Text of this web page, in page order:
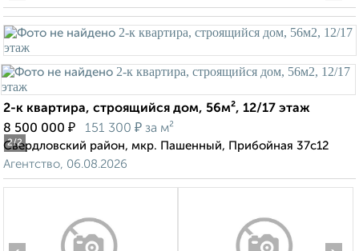
2/2
2-к квартира, строящийся дом, 56м², 12/17 этаж
8 500 000 ₽ 151 300 ₽ за м²
Свердловский район, мкр. Пашенный, Прибойная 37с12
Агентство, 06.08.2026